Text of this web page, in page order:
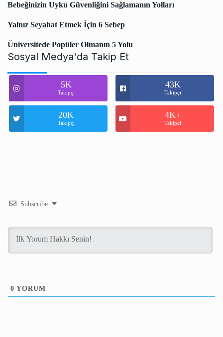
Bebeğinizin Uyku Güvenliğini Sağlamanın Yolları
Yalnız Seyahat Etmek İçin 6 Sebep
Üniversitede Popüler Olmanın 5 Yolu
Sosyal Medya'da Takip Et
5K
Takipçi
43K
Takipçi
20K
Takipçi
4K+
Takipçi
Subscribe
0 YORUM